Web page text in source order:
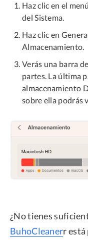
Haz clic en el
del Sistema.
Haz clic en
Almacenamiento.
Verás una barra
partes. La última
almacenamiento
sobre ella podrás
¿No tienes
BuhoCleanerr está